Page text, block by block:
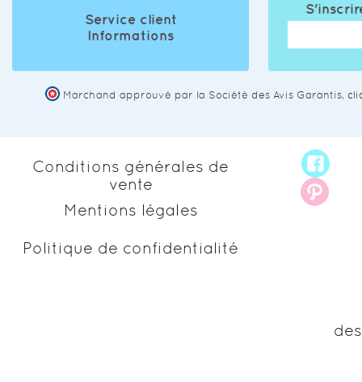
Service client
Informations
Marchand approuvé par la Société des Avis Garantis,
Conditions générales de
vente
Mentions légales
Politique de confidentialité